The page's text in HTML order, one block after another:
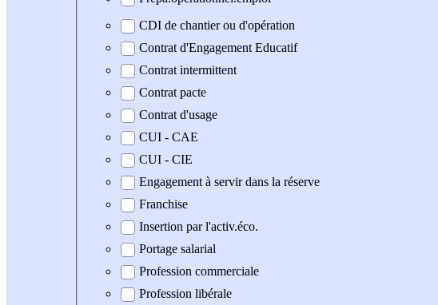
CDI de chantier ou d'opération
Contrat d'Engagement Educatif
Contrat intermittent
Contrat pacte
Contrat d'usage
CUI - CAE
CUI - CIE
Engagement à servir dans la réserve
Franchise
Insertion par l'activ.éco.
Portage salarial
Profession commerciale
Profession libérale